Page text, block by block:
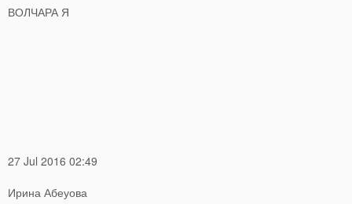
ВОЛЧАРА Я
27 Jul 2016 02:49
Ирина Абеуова